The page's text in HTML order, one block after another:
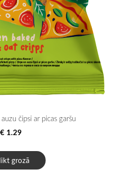
čipsi ar picas garšu
€ 1.29
grozā